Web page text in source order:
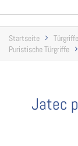
Startseite Türgriffe
Puristische Türgriffe
Jatec